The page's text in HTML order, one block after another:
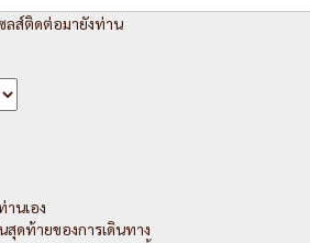
ลส์ติดต่อมายังท่าน
นเอง
ดท้ายของการเดินทาง